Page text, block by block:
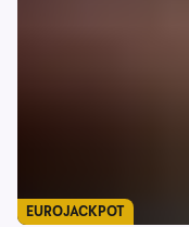
EUROJACKPOT